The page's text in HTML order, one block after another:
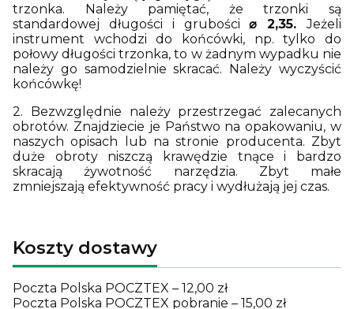
trzonka. Należy pamiętać, że trzonki są
standardowej długości i grubości⌀ 2,35.Jeżeli
instrument wchodzi do końcówki, np. tylko do
połowy długości trzonka, to w żadnym wypadku nie
należy go samodzielnie skracać. Należy wyczyścić
końcówkę!
2. Bezwzględnie należy przestrzegać zalecanych
obrotów. Znajdziecie je Państwo na opakowaniu, w
naszych opisach lub na stronie producenta. Zbyt
duże obroty niszczą krawędzie tnące i bardzo
skracają żywotność narzędzia. Zbyt małe
zmniejszają efektywność pracy i wydłużają jej czas.
Koszty dostawy
Poczta Polska POCZTEX – 12,00 zł
Poczta Polska POCZTEX pobranie – 15,00 zł